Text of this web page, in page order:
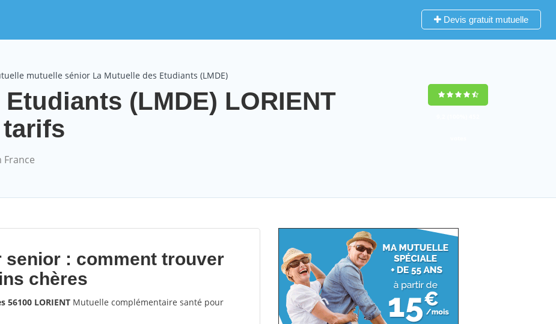
Devis gratuit mutuelle
mutuelle sénior La Mutuelle des Etudiants (LMDE)
(LMDE) LORIENT
senior : comment trouver
chères
56100 LORIENT Mutuelle complémentaire santé pour